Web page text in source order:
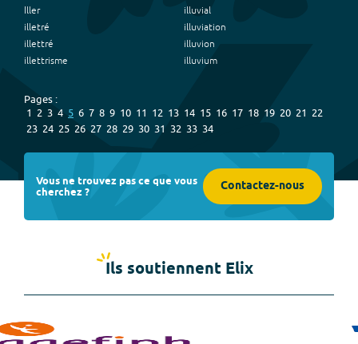
Iller
illetré
illettré
illettrisme
illuvial
illuviation
illuvion
illuvium
Pages :
1 2 3 4 5 6 7 8 9 10 11 12 13 14 15 16 17 18 19 20 21 22
23 24 25 26 27 28 29 30 31 32 33 34
Vous ne trouvez pas ce que vous
cherchez ? Contactez-nous
Ils soutiennent Elix